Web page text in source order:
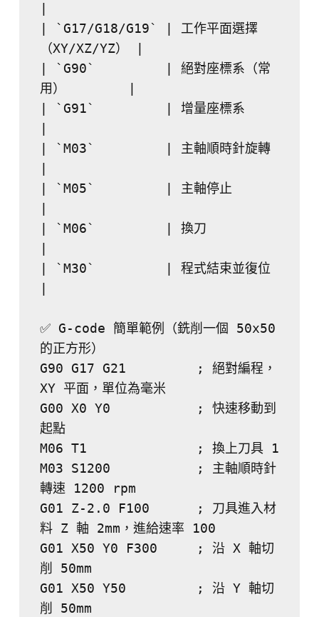
| `G17/G18/G19` | 工作平面選擇
（XY/XZ/YZ） |
| `G90`         | 絕對座標系（常
用）        |
| `G91`         | 增量座標系
| `M03`         | 主軸順時針旋轉
| `M05`         | 主軸停止
| `M06`         | 換刀
| `M30`         | 程式結束並復位
✅ G-code 簡單範例（銑削一個 50x50
的正方形）
G90 G17 G21         ; 絕對編程，
XY 平面，單位為毫米
G00 X0 Y0           ; 快速移動到
起點
M06 T1              ; 換上刀具 1
M03 S1200           ; 主軸順時針
轉速 1200 rpm
G01 Z-2.0 F100      ; 刀具進入材
料 Z 軸 2mm，進給速率 100
G01 X50 Y0 F300     ; 沿 X 軸切
削 50mm
G01 X50 Y50         ; 沿 Y 軸切
削 50mm